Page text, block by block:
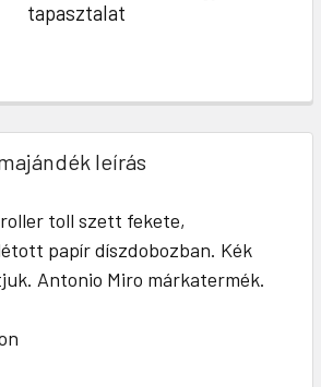
tapasztalat
leírás
toll szett fekete,
papír díszdobozban. Kék
Antonio Miro márkatermék.